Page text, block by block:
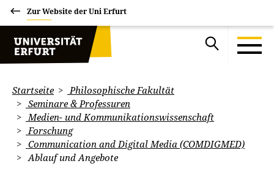
Zur Website der Uni Erfurt
Startseite
Philosophische Fakultät
Seminare & Professuren
Medien- und Kommunikationswissenschaft
Forschung
Communication and Digital Media (COMDIGMED)
Ablauf und Angebote